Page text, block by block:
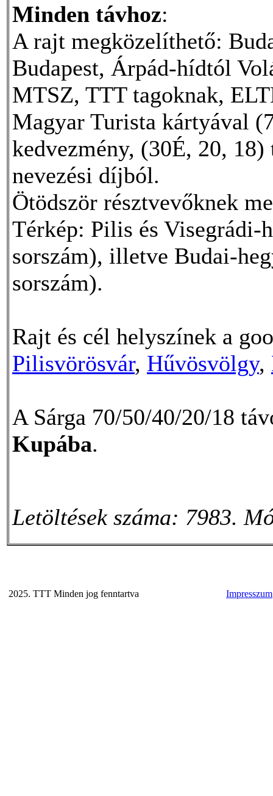
Minden távhoz:
A rajt megközelíthető:
Budapest, Árpád-hídtól
MTSZ, TTT tagoknak,
Magyar Turista kártyával
kedvezmény, (30É, 20,
nevezési díjból.
Ötödször résztvevőknek
Térkép: Pilis és Visegrádi-
sorszám), illetve Budai-
sorszám).
Rajt és cél helyszínek a
Pilisvörösvár, Hűvösvölgy,
A Sárga 70/50/40/20/18
Kupába.
Letöltések száma: 7983.
2025. TTT Minden jog fenntartva Impresszum